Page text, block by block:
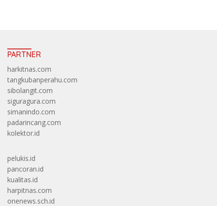
PARTNER
harkitnas.com
tangkubanperahu.com
sibolangit.com
siguragura.com
simanindo.com
padarincang.com
kolektor.id
pelukis.id
pancoran.id
kualitas.id
harpitnas.com
onenews.sch.id